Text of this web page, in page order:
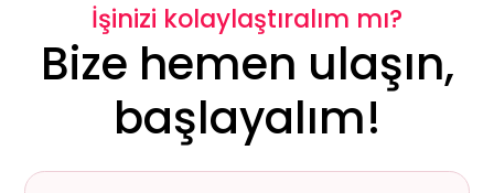
İşinizi kolaylaştıralım mı?
Bize hemen ulaşın,
başlayalım!